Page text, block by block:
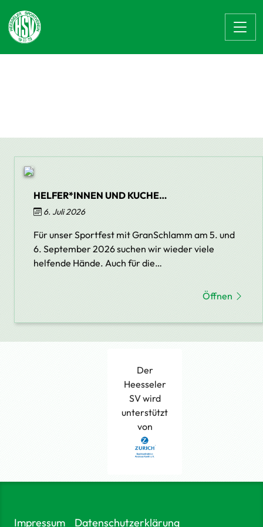
HELFER*INNEN UND KUCHE…
6. Juli 2026
Für unser Sportfest mit GranSchlamm am 5. und
6. September 2026 suchen wir wieder viele
helfende Hände. Auch für die…
Öffnen
Der
Heesseler
SV wird
unterstützt
von
Impressum Datenschutzerklärung